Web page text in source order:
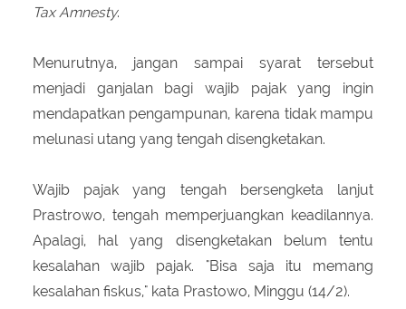
Tax Amnesty.
Menurutnya, jangan sampai syarat tersebut
menjadi ganjalan bagi wajib pajak yang ingin
mendapatkan pengampunan, karena tidak mampu
melunasi utang yang tengah disengketakan.
Wajib pajak yang tengah bersengketa lanjut
Prastrowo, tengah memperjuangkan keadilannya.
Apalagi, hal yang disengketakan belum tentu
kesalahan wajib pajak. "Bisa saja itu memang
kesalahan fiskus," kata Prastowo, Minggu (14/2).